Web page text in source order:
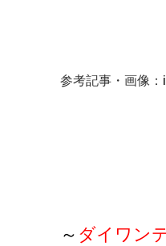
参考記事・画像：
～ ダイワン